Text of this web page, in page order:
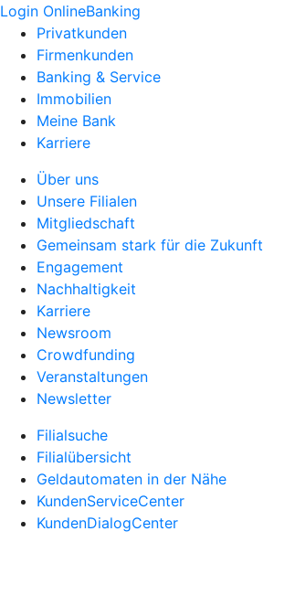
Login OnlineBanking
Privatkunden
Firmenkunden
Banking & Service
Immobilien
Meine Bank
Karriere
Über uns
Unsere Filialen
Mitgliedschaft
Gemeinsam stark für die Zukunft
Engagement
Nachhaltigkeit
Karriere
Newsroom
Crowdfunding
Veranstaltungen
Newsletter
Filialsuche
Filialübersicht
Geldautomaten in der Nähe
KundenServiceCenter
KundenDialogCenter